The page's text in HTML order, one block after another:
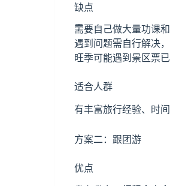
缺点
需要自己做大量功课
遇到问题需自行解决
旺季可能遇到景区票
适合人群
有丰富旅行经验、时
方案二：跟团游
优点